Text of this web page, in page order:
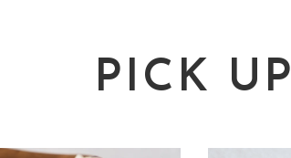
PICK UP